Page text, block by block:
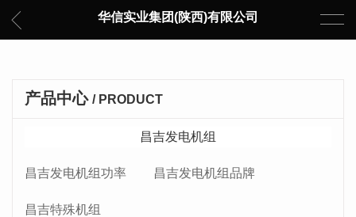
华信实业集团(陕西)有限公司
产品中心 / PRODUCT
昌吉发电机组
昌吉发电机组功率 昌吉发电机组品牌
昌吉特殊机组